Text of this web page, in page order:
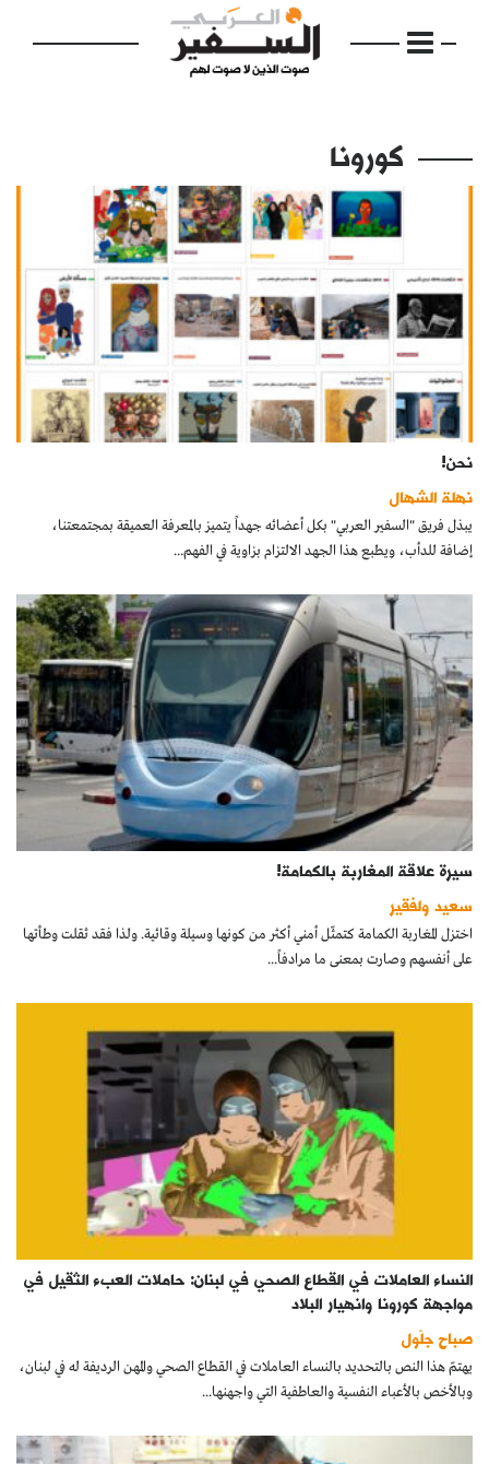
الرئيسية
مواضيع
إفتتاحية
فكرة
دفاتر
بالصورة
كتّابنا
الأرشيف
كورونا
نحن!
نهلة الشهال
يبذل فريق "السفير العربي" بكل أعضائه جهداً يتميز بالمعرفة العميقة بمجتمعتنا،
إضافة للدأب، ويطبع هذا الجهد الالتزام بزاوية في الفهم...
سيرة علاقة المغاربة بالكمامة!
سعيد ولفقير
اختزل المغاربة الكمامة كتمثّل أمني أكثر من كونها وسيلة وقائية. ولذا فقد ثقلت وطأتها
على أنفسهم وصارت بمعنى ما مرادفاً...
النساء العاملات في القطاع الصحي في لبنان: حاملات العبء الثقيل في
مواجهة كورونا وانهيار البلاد
صباح جلّول
يهتمّ هذا النص بالتحديد بالنساء العاملات في القطاع الصحي والمهن الرديفة له في لبنان،
وبالأخص بالأعباء النفسية والعاطفية التي واجهنها...